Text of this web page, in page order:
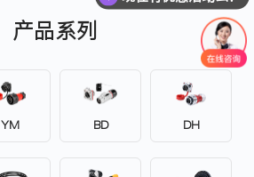
产品系列
YM BD DH